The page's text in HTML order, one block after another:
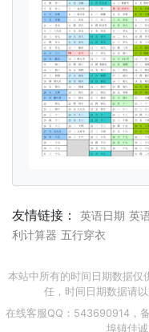
友情链接： 英语日期 英
利计算器 五行穿衣
本站中所有的时间日期数据仅
任，时间日期数据请
在线客服QQ：543690914，
埠镇佳